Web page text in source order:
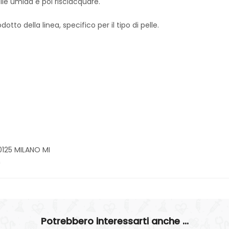
della linea, specifico per il tipo di pelle.
MILANO MI
Potrebbero interessarti anche ...